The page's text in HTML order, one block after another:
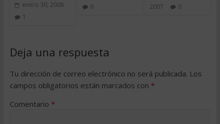
enero 30, 2008
1
6
2007
0
Deja una respuesta
Tu dirección de correo electrónico no será publicada. Los
campos obligatorios están marcados con *
Comentario *